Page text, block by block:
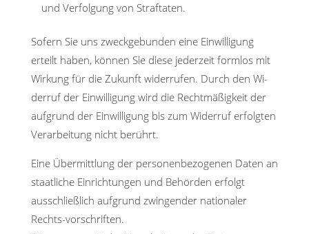
und Verfolgung von Straftaten.
Sofern Sie uns zweckgebunden eine Einwilligung
erteilt haben, können Sie diese jederzeit formlos mit
Wirkung für die Zukunft widerrufen. Durch den Wi-
derruf der Einwilligung wird die Rechtmäßigkeit der
aufgrund der Einwilligung bis zum Widerruf erfolgten
Verarbeitung nicht berührt.
Eine Übermittlung der personenbezogenen Daten an
staatliche Einrichtungen und Behörden erfolgt
ausschließlich aufgrund zwingender nationaler
Rechts-vorschriften.